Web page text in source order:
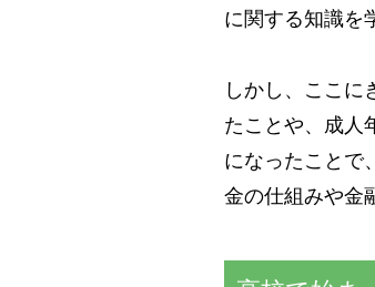
に関する知識を
しかし、ここ
たことや、成人
になったことで
金の仕組みや金